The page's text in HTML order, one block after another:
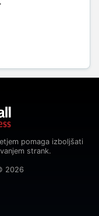
pomaga izboljšati
strank.
2026